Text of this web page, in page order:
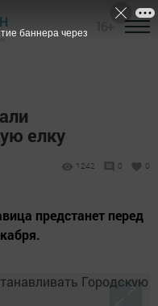
елку
1242 0 0
предстанет перед
баннера через